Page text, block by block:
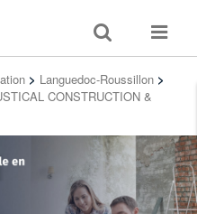
Toggle
search
Toggle
> Languedoc-Roussillon >
CONSTRUCTION &